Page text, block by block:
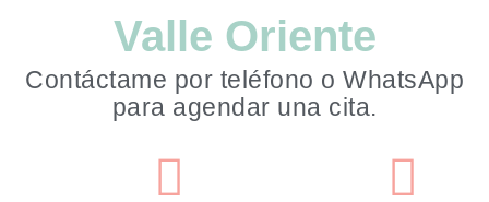
Valle Oriente
Contáctame por teléfono o WhatsApp
para agendar una cita.